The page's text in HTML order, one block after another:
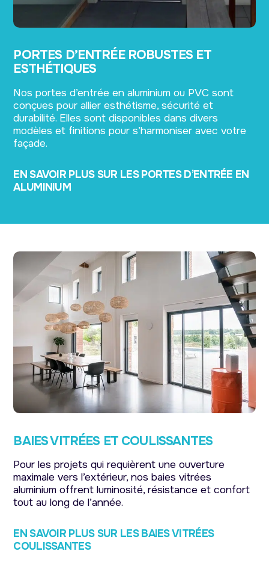
PORTES D’ENTRÉE ROBUSTES ET
ESTHÉTIQUES
Nos portes d’entrée en aluminium ou PVC sont
conçues pour allier esthétisme, sécurité et
durabilité. Elles sont disponibles dans divers
modèles et finitions pour s’harmoniser avec votre
façade.
EN SAVOIR PLUS SUR LES PORTES D’ENTRÉE EN
ALUMINIUM
BAIES VITRÉES ET COULISSANTES
Pour les projets qui requièrent une ouverture
maximale vers l’extérieur, nos baies vitrées
aluminium offrent luminosité, résistance et confort
tout au long de l’année.
EN SAVOIR PLUS SUR LES BAIES VITRÉES
COULISSANTES